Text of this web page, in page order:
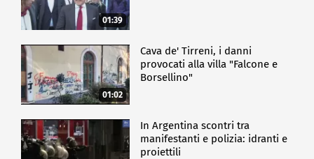
01:39
01:02
Cava de' Tirreni, i danni
provocati alla villa "Falcone e
Borsellino"
In Argentina scontri tra
manifestanti e polizia: idranti e
proiettili